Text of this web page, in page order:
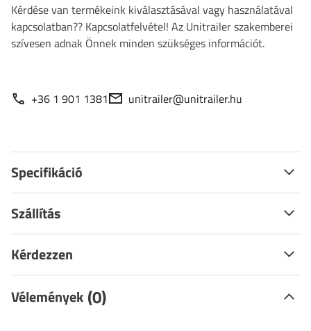
Kérdése van termékeink kiválasztásával vagy használatával
kapcsolatban?? Kapcsolatfelvétel! Az Unitrailer szakemberei
szívesen adnak Önnek minden szükséges információt.
+36 1 901 1381 unitrailer@unitrailer.hu
Specifikáció
Szállítás
Kérdezzen
Vélemények (0)